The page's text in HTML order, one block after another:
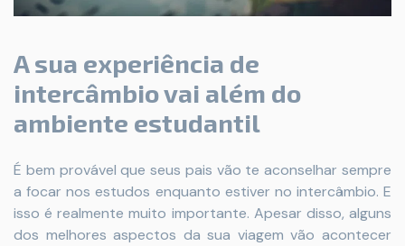
A sua experiência de
intercâmbio vai além do
ambiente estudantil
É bem provável que seus pais vão te aconselhar sempre
a focar nos estudos enquanto estiver no intercâmbio. E
isso é realmente muito importante. Apesar disso, alguns
dos melhores aspectos da sua viagem vão acontecer